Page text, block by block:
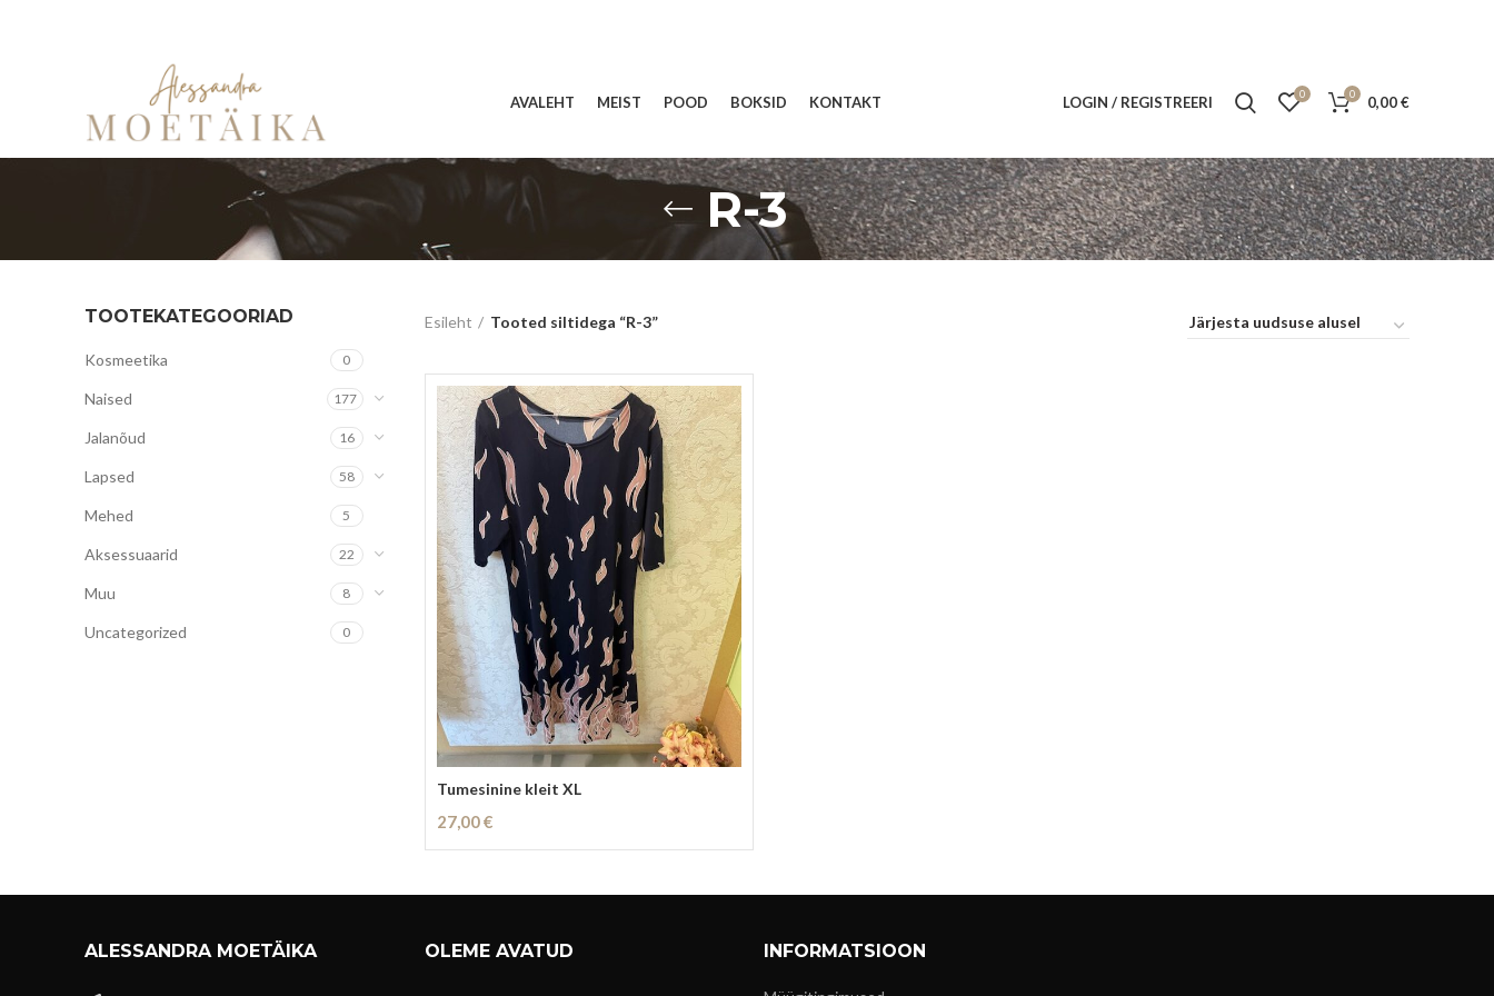
AVALEHT MEIST POOD BOKSID KONTAKT LOGIN / REGISTREERI 0 0 0,00€
R-3
TOOTEKATEGOORIAD
Kosmeetika 0
Naised 177
Jalanõud 16
Lapsed 58
Mehed 5
Aksessuaarid 22
Muu 8
Uncategorized 0
Esileht Tooted siltidega “R-3”
Tumesinine kleit XL
27,00€
Lisa Korvi
ALESSANDRA MOETÄIKA OLEME AVATUD INFORMATSIOON